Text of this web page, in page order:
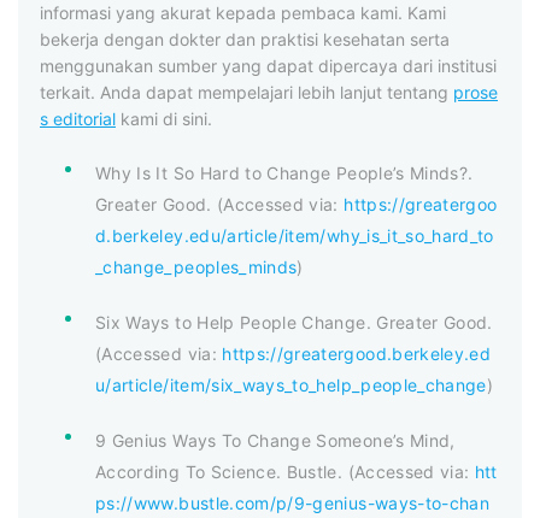
informasi yang akurat kepada pembaca kami. Kami
bekerja dengan dokter dan praktisi kesehatan serta
menggunakan sumber yang dapat dipercaya dari institusi
terkait. Anda dapat mempelajari lebih lanjut tentang prose
s editorial kami di sini.
Why Is It So Hard to Change People’s Minds?.
Greater Good. (Accessed via: https://greatergoo
d.berkeley.edu/article/item/why_is_it_so_hard_to
_change_peoples_minds)
Six Ways to Help People Change. Greater Good.
(Accessed via: https://greatergood.berkeley.ed
u/article/item/six_ways_to_help_people_change)
9 Genius Ways To Change Someone’s Mind,
According To Science. Bustle. (Accessed via: htt
ps://www.bustle.com/p/9-genius-ways-to-chan